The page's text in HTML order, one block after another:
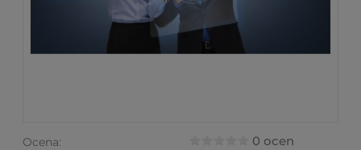
Ocena: 0 ocen